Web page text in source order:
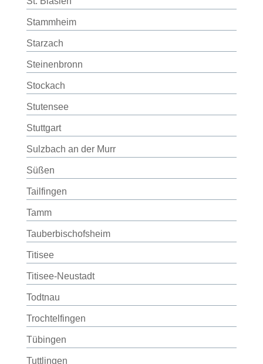
Stammheim
Starzach
Steinenbronn
Stockach
Stutensee
Stuttgart
Sulzbach an der Murr
Süßen
Tailfingen
Tamm
Tauberbischofsheim
Titisee
Titisee-Neustadt
Todtnau
Trochtelfingen
Tübingen
Tuttlingen